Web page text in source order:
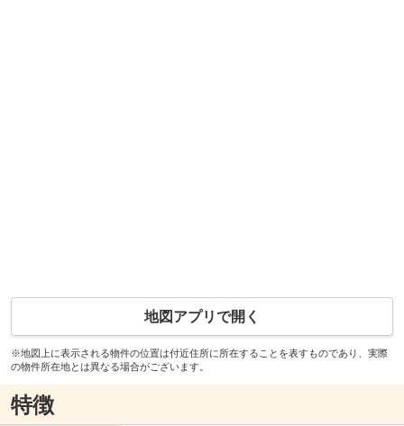
地図アプリで開く
※地図上に表示される物件の位置は付近住所に所在することを表すものであり、実際
の物件所在地とは異なる場合がございます。
特徴